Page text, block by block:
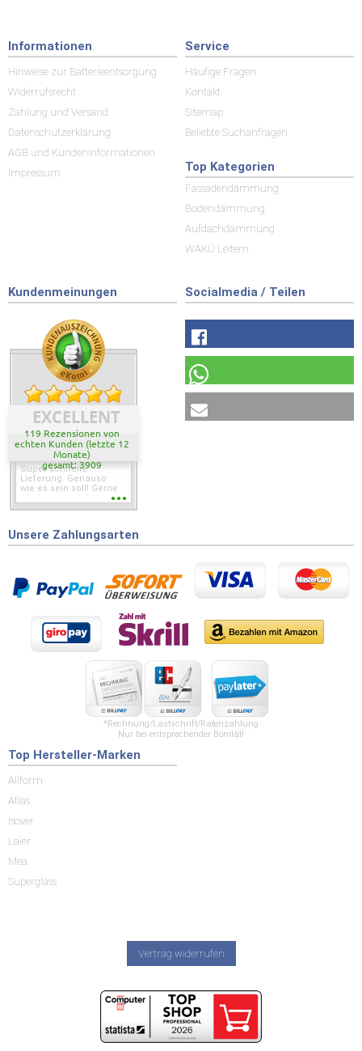
Informationen
Hinweise zur Batterieentsorgung
Widerrufsrecht
Zahlung und Versand
Datenschutzerklärung
AGB und Kundeninformationen
Impressum
Service
Häufige Fragen
Kontakt
Sitemap
Beliebte Suchanfragen
Top Kategorien
Fassadendämmung
Bodendämmung
Aufdachdämmung
WAKÜ Leitern
Kundenmeinungen
EXCELLENT
119 Rezensionen von
echten Kunden (letzte 12
Monate)
gesamt: 3909
Super schnelle
Lieferung. Genauso
wie es sein soll! Gerne
wieder wenn ich was
Socialmedia / Teilen
Unsere Zahlungsarten
*Rechnung/Lastschrift/Ratenzahlung
Nur bei entsprechender Bonität!
Top Hersteller-Marken
Allform
Atlas
Isover
Laier
Mea
Superglass
Vertrag widerrufen